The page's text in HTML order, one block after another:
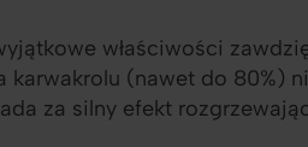
właściwości
karwakrolu (nawet do 80%)
za silny efekt